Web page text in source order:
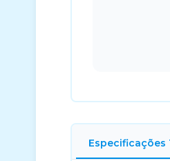
Especificações